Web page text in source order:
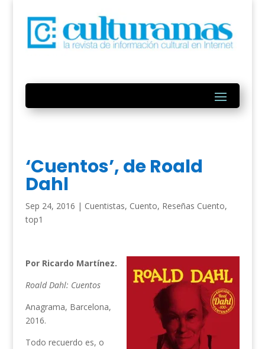
‘Cuentos’, de Roald
Dahl
Sep 24, 2016 | Cuentistas, Cuento, Reseñas Cuento,
top1
Por Ricardo Martínez.
Roald Dahl: Cuentos
Anagrama, Barcelona,
2016.
Todo recuerdo es, o